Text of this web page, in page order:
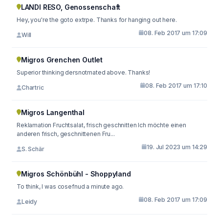
LANDI RESO, Genossenschaft
Hey, you're the goto extrpe. Thanks for hanging out here.
Will 08. Feb 2017 um 17:09
Migros Grenchen Outlet
Superior thinking dersnotmated above. Thanks!
Chartric 08. Feb 2017 um 17:10
Migros Langenthal
Reklamation Fruchtsalat, frisch geschnitten Ich möchte einen
anderen frisch, geschnittenen Fru...
S. Schär 19. Jul 2023 um 14:29
Migros Schönbühl - Shoppyland
To think, I was cosefnud a minute ago.
Leidy 08. Feb 2017 um 17:09